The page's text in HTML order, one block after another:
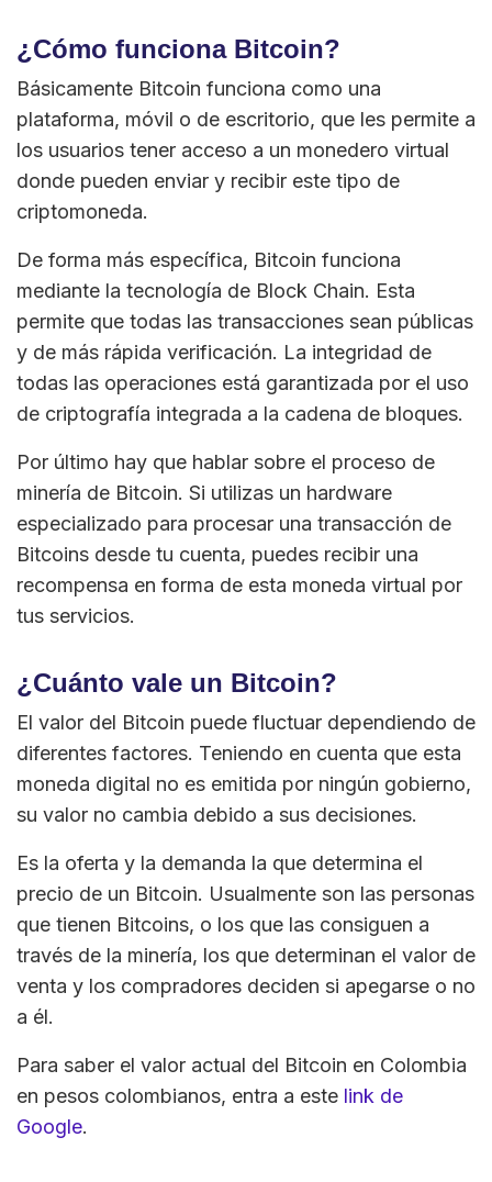
¿Cómo funciona Bitcoin?
Básicamente Bitcoin funciona como una
plataforma, móvil o de escritorio, que les permite a
los usuarios tener acceso a un monedero virtual
donde pueden enviar y recibir este tipo de
criptomoneda.
De forma más específica, Bitcoin funciona
mediante la tecnología de Block Chain. Esta
permite que todas las transacciones sean públicas
y de más rápida verificación. La integridad de
todas las operaciones está garantizada por el uso
de criptografía integrada a la cadena de bloques.
Por último hay que hablar sobre el proceso de
minería de Bitcoin. Si utilizas un hardware
especializado para procesar una transacción de
Bitcoins desde tu cuenta, puedes recibir una
recompensa en forma de esta moneda virtual por
tus servicios.
¿Cuánto vale un Bitcoin?
El valor del Bitcoin puede fluctuar dependiendo de
diferentes factores. Teniendo en cuenta que esta
moneda digital no es emitida por ningún gobierno,
su valor no cambia debido a sus decisiones.
Es la oferta y la demanda la que determina el
precio de un Bitcoin. Usualmente son las personas
que tienen Bitcoins, o los que las consiguen a
través de la minería, los que determinan el valor de
venta y los compradores deciden si apegarse o no
a él.
Para saber el valor actual del Bitcoin en Colombia
en pesos colombianos, entra a este link de
Google.